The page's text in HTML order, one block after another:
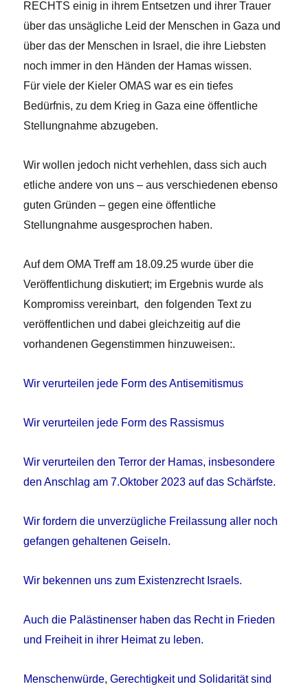
RECHTS einig in ihrem Entsetzen und ihrer Trauer
über das unsägliche Leid der Menschen in Gaza und
über das der Menschen in Israel, die ihre Liebsten
noch immer in den Händen der Hamas wissen.
Für viele der Kieler OMAS war es ein tiefes
Bedürfnis, zu dem Krieg in Gaza eine öffentliche
Stellungnahme abzugeben.
Wir wollen jedoch nicht verhehlen, dass sich auch
etliche andere von uns – aus verschiedenen ebenso
guten Gründen – gegen eine öffentliche
Stellungnahme ausgesprochen haben.
Auf dem OMA Treff am 18.09.25 wurde über die
Veröffentlichung diskutiert; im Ergebnis wurde als
Kompromiss vereinbart, den folgenden Text zu
veröffentlichen und dabei gleichzeitig auf die
vorhandenen Gegenstimmen hinzuweisen:.
Wir verurteilen jede Form des Antisemitismus
Wir verurteilen jede Form des Rassismus
Wir verurteilen den Terror der Hamas, insbesondere
den Anschlag am 7.Oktober 2023 auf das Schärfste.
Wir fordern die unverzügliche Freilassung aller noch
gefangen gehaltenen Geiseln.
Wir bekennen uns zum Existenzrecht Israels.
Auch die Palästinenser haben das Recht in Frieden
und Freiheit in ihrer Heimat zu leben.
Menschenwürde, Gerechtigkeit und Solidarität sind